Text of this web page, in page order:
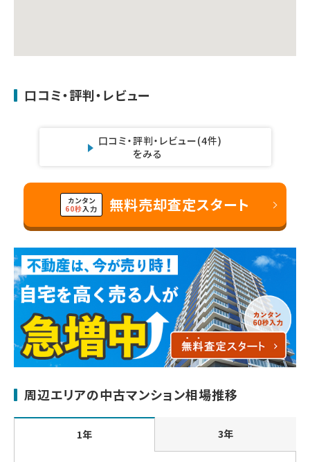
口コミ・評判・レビュー
口コミ・評判・レビュー
をみる
(4件)
カンタン
60秒入力 無料売却査定スタート
周辺エリアの中古マンション相場推移
1年 3年